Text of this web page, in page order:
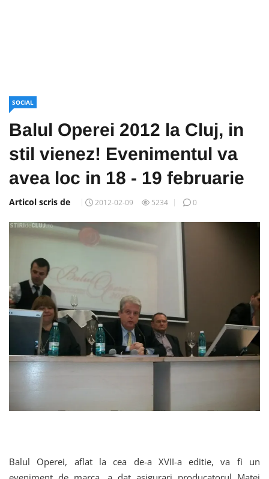
SOCIAL
Balul Operei 2012 la Cluj, in
stil vienez! Evenimentul va
avea loc in 18 - 19 februarie
Articol scris de 2012-02-09 5234 0
Balul Operei, aflat la cea de-a XVII-a editie, va fi un